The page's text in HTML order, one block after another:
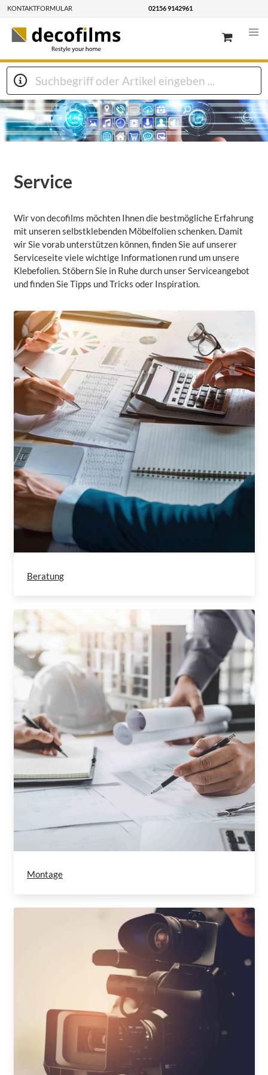
KONTAKTFORMULAR 02156 9142961
Service
Wir von decofilms möchten Ihnen die bestmögliche Erfahrung
mit unseren selbstklebenden Möbelfolien schenken. Damit
wir Sie vorab unterstützen können, finden Sie auf unserer
Serviceseite viele wichtige Informationen rund um unsere
Klebefolien. Stöbern Sie in Ruhe durch unser Serviceangebot
und finden Sie Tipps und Tricks oder Inspiration.
Beratung
Montage